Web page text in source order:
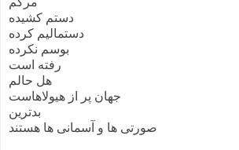
دستم کشیده
دستمالیم کرده
بوسم نکرده
رفته است
هل حالم
جهان پر از هیولاهاست
بدترین
صورتی ها و آسمانی ها هستند